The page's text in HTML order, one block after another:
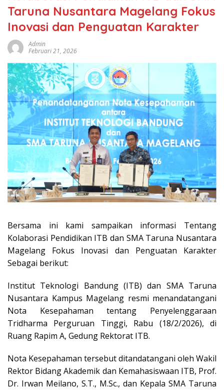
Taruna Nusantara Magelang Fokus
Inovasi dan Penguatan Karakter
Admin
Februari 21, 2026
Bersama ini kami sampaikan informasi Tentang
Kolaborasi Pendidikan ITB dan SMA Taruna Nusantara
Magelang Fokus Inovasi dan Penguatan Karakter
Sebagai berikut:
Institut Teknologi Bandung (ITB) dan SMA Taruna
Nusantara Kampus Magelang resmi menandatangani
Nota Kesepahaman tentang Penyelenggaraan
Tridharma Perguruan Tinggi, Rabu (18/2/2026), di
Ruang Rapim A, Gedung Rektorat ITB.
Nota Kesepahaman tersebut ditandatangani oleh Wakil
Rektor Bidang Akademik dan Kemahasiswaan ITB, Prof.
Dr. Irwan Meilano, S.T., M.Sc., dan Kepala SMA Taruna